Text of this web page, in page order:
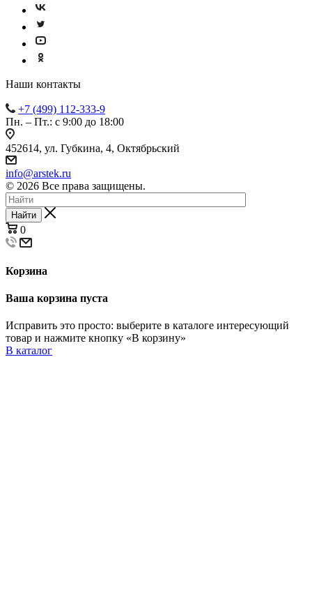
Наши контакты
+7 (499) 112-333-9
Пн. – Пт.: с 9:00 до 18:00
452614, ул. Губкина, 4, Октябрьский
info@arstek.ru
© 2026 Все права защищены.
Найти
0
Корзина
Ваша корзина пуста
Исправить это просто: выберите в каталоге интересующий
товар и нажмите кнопку «В корзину»
В каталог